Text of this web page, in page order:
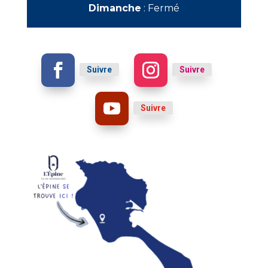
Dimanche : Fermé
Suivre Suivre
Suivre